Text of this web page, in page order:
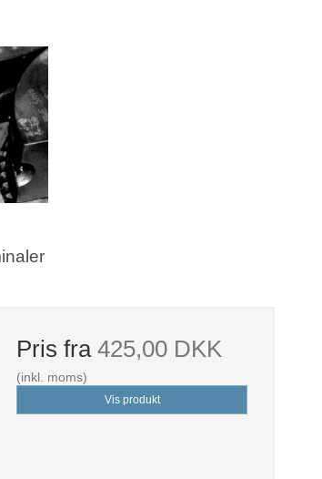
Pris fra425,00 DKK
(inkl. moms)
Vis produkt